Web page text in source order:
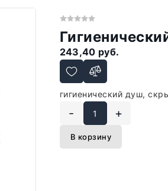
243,40 руб.
гигиенический душ,
- +
В корзину